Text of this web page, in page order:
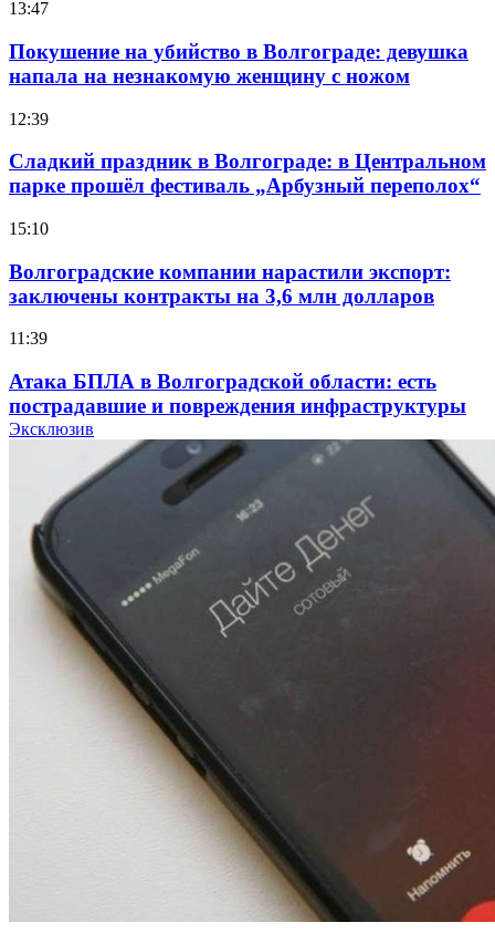
13:47
Покушение на убийство в Волгограде: девушка
напала на незнакомую женщину с ножом
12:39
Сладкий праздник в Волгограде: в Центральном
парке прошёл фестиваль „Арбузный переполох“
15:10
Волгоградские компании нарастили экспорт:
заключены контракты на 3,6 млн долларов
11:39
Атака БПЛА в Волгоградской области: есть
пострадавшие и повреждения инфраструктуры
Волгоградские вузы в топе зарплатного
рейтинга: ВолгГТУ и ВолгГМУ вошли в топ‑15
для химической отрасли и фармацевтики
18:39
В Красноармейском районе Волгограда стартует
конкурс на ремонт моста через Волго‑Донской
судоходный канал
Фестиваль #ТриЧетыре в Волгограде пройдёт
11–13 сентября в рамках Года единства народов
Эксклюзив